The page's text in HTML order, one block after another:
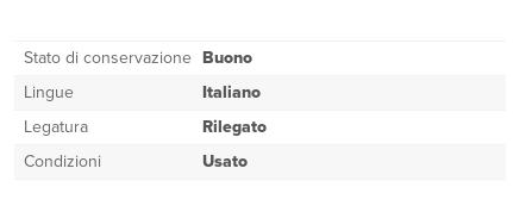
Stato di conservazione Buono
Lingue
Italiano
Legatura
Rilegato
Condizioni
Usato